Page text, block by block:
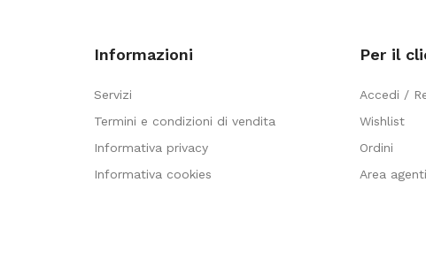
Informazioni
Servizi
Termini e condizioni di vendita
Informativa privacy
Informativa cookies
Per il
Accedi /
Wishlist
Ordini
Area agenti